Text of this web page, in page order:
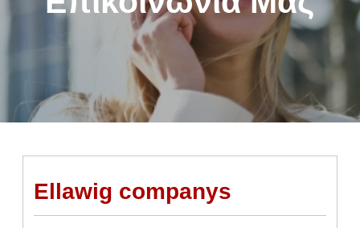
Ellawig companys